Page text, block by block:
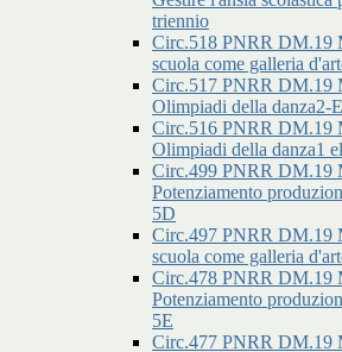
triennio
Circ.518 PNRR
scuola come galleria
Circ.517 PNRR
Olimpiadi della danza2-
Circ.516 PNRR
Olimpiadi della danza1
Circ.499 PNRR
Potenziamento
5D
Circ.497 PNRR
scuola come galleria
Circ.478 PNRR
Potenziamento
5E
Circ.477 PNRR